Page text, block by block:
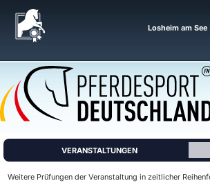
Losheim am See
VERANSTALTUNGEN
Weitere Prüfungen der Veranstaltung in zeitlicher